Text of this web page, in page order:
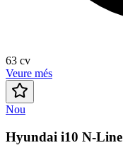
63 cv
Veure més
Nou
Hyundai i10 N-Line